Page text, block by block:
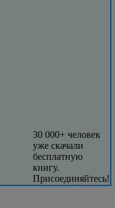
30 000+ человек
уже скачали
бесплатную
книгу.
Присоединяйтесь!